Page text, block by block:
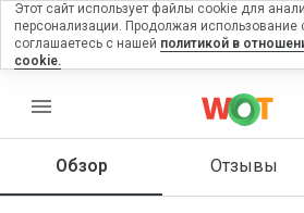
menu
Обзор Отзывы
отзыв
Как бы
Этот сайт использует файлы cookie для
персонализации. Продолжая использование
соглашаетесь с нашей политикой в
cookie.